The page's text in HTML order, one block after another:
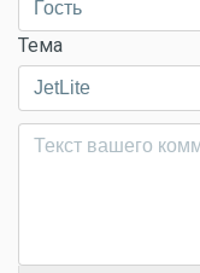
Тема
Комментарий*